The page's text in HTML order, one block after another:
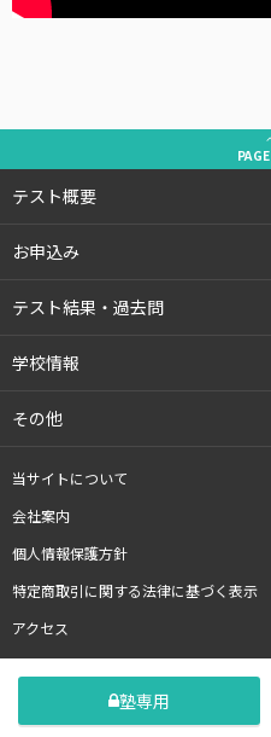
PAGE
テスト概要
お申込み
テスト結果・過去問
学校情報
その他
当サイトについて
会社案内
個人情報保護方針
特定商取引に関する法律に基づく表示
アクセス
塾専用